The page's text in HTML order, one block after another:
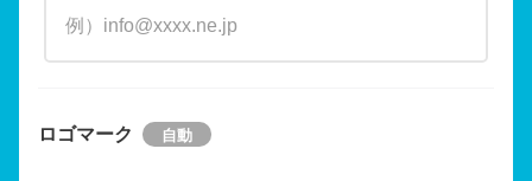
ロゴマーク